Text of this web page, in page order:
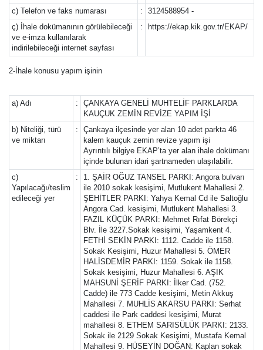
c) Telefon ve faks numarası
:
3124588954 -
ç) İhale dokümanının görülebileceği
ve e-imza kullanılarak
indirilebileceği internet sayfası
: https://ekap.kik.gov.tr/EKAP/
2-İhale konusu yapım işinin
a) Adı :
ÇANKAYA GENELİ MUHTELİF PARKLARDA
KAUÇUK ZEMİN REVİZE YAPIM İŞİ
b) Niteliği, türü
ve miktarı
:
Çankaya ilçesinde yer alan 10 adet parkta 46
kalem kauçuk zemin revize yapım işi
Ayrıntılı bilgiye EKAP’ta yer alan ihale dokümanı
içinde bulunan idari şartnameden ulaşılabilir.
c)
Yapılacağı/teslim
edileceği yer
:
1. ŞAİR OĞUZ TANSEL PARKI: Angora bulvarı
ile 2010 sokak kesişimi, Mutlukent Mahallesi 2.
ŞEHİTLER PARKI: Yahya Kemal Cd ile Saltoğlu
Angora Cad. kesişimi, Mutlukent Mahallesi 3.
FAZIL KÜÇÜK PARKI: Mehmet Rıfat Börekçi
Blv. İle 3227.Sokak kesişimi, Yaşamkent 4.
FETHİ SEKİN PARKI: 1112. Cadde ile 1158.
Sokak Kesişimi, Huzur Mahallesi 5. ÖMER
HALİSDEMİR PARKI: 1159. Sokak ile 1158.
Sokak kesişimi, Huzur Mahallesi 6. AŞIK
MAHSUNİ ŞERİF PARKI: İlker Cad. (752.
Cadde) ile 773 Cadde kesişimi, Metin Akkuş
Mahallesi 7. MUHLİS AKARSU PARKI: Serhat
caddesi ile Park caddesi kesişimi, Murat
mahallesi 8. ETHEM SARISÜLÜK PARKI: 2133.
Sokak ile 2129 Sokak Kesişimi, Mustafa Kemal
Mahallesi 9. HÜSEYİN DOĞAN: Kaplan sokak